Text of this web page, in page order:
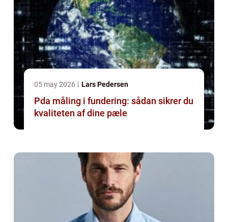
05 may 2026 Lars Pedersen
Pda måling i fundering: sådan sikrer du
kvaliteten af dine pæle